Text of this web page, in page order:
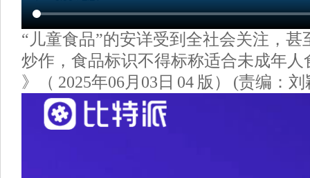
“儿童食品”的安详受到全社会关注，甚
炒作，食品标识不得标称适合未成年人
》（ 2025年06月03日 04 版） (责编：